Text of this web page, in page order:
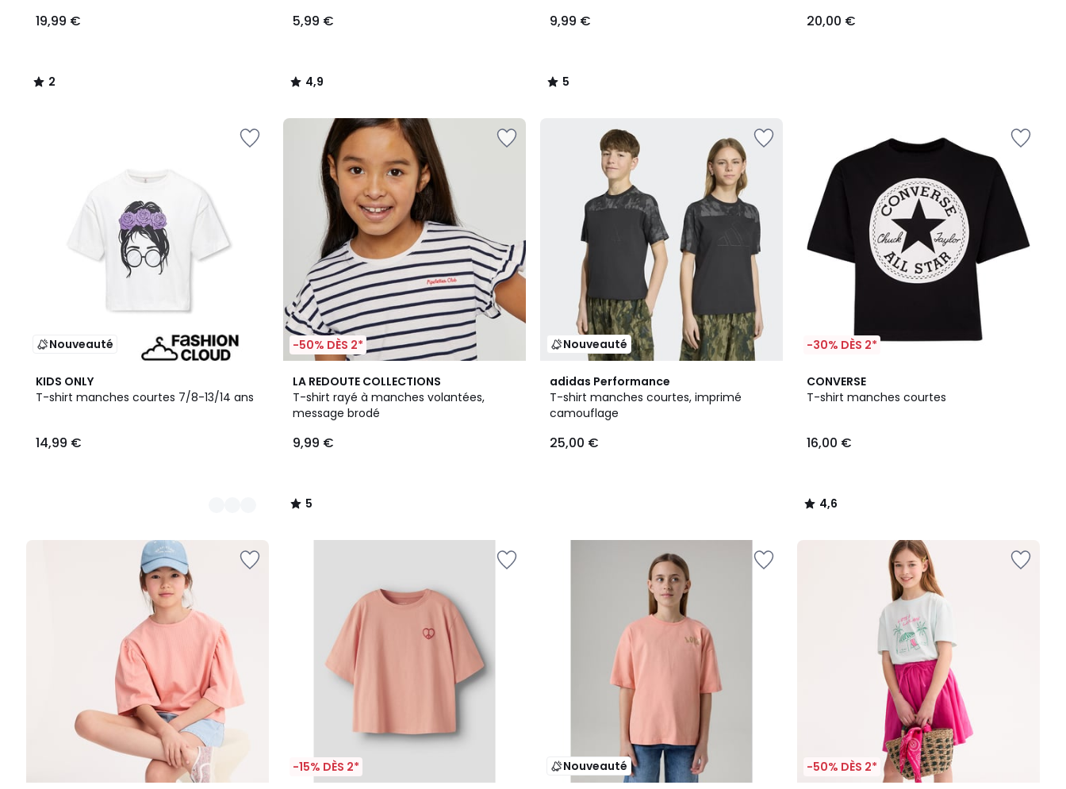
19,99 €
2
/
5,99 €
4,9
/
9,99 €
5
/
20,00 €
Nouveauté
KIDS ONLY
T-shirt manches courtes 7/8-13/14 ans
14,99 €
2
Couleurs
-50% DÈS 2*
LA REDOUTE COLLECTIONS
T-shirt rayé à manches volantées,
message brodé
9,99 €
5
/
5
5
/
Nouveauté
adidas Performance
T-shirt manches courtes, imprimé
camouflage
25,00 €
-30% DÈS 2*
CONVERSE
T-shirt manches courtes
16,00 €
4,6
/ 5
4,6
/
-15% DÈS 2* Nouveauté -50% DÈS 2*